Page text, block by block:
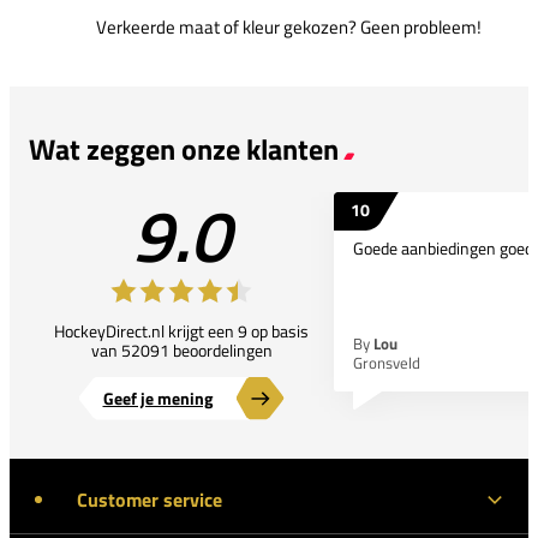
Verkeerde maat of kleur gekozen? Geen probleem!
Wat zeggen onze klanten
9.0
HockeyDirect.nl krijgt een 9 op basis
van 52091 beoordelingen
Geef je mening
10
Goede aanbiedingen
By Lou
Gronsveld
Customer service